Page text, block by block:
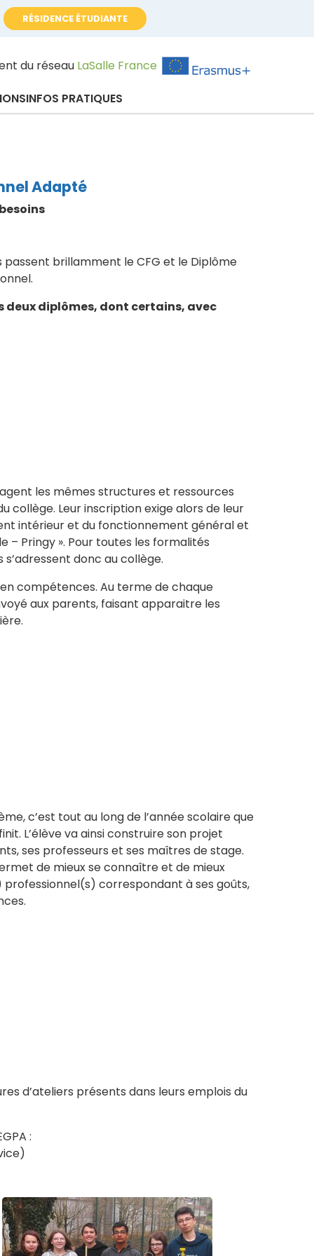
RÉSIDENCE ÉTUDIANTE
du réseau LaSalle France
INFOS PRATIQUES
Adapté
passent brillamment le CFG et le Diplôme
deux diplômes, dont certains, avec
les mêmes structures et ressources
collège. Leur inscription exige alors de leur
intérieur et du fonctionnement général et
– Pringy ». Pour toutes les formalités
donc au collège.
compétences. Au terme de chaque
aux parents, faisant apparaitre les
c’est tout au long de l’année scolaire que
L’élève va ainsi construire son projet
ses professeurs et ses maîtres de stage.
de mieux se connaître et de mieux
correspondant à ses goûts,
d’ateliers présents dans leurs emplois du
: